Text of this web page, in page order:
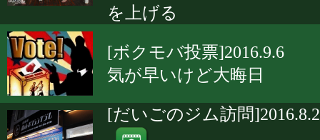
を上げる
[ボクモバ投票]2016.9.6
気が早いけど大晦日
[だいごのジム訪問